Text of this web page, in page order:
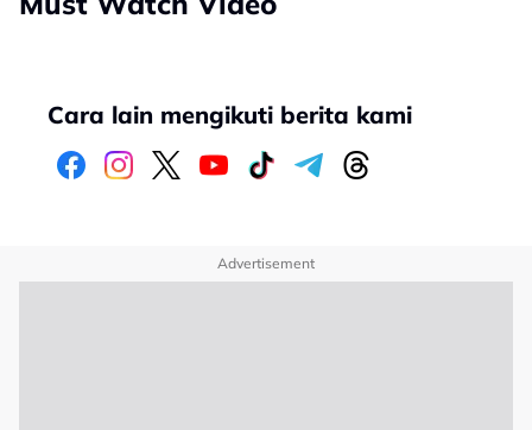
Cara lain mengikuti berita kami
Advertisement